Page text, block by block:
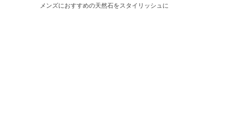
メンズにおすすめの天然石をスタイリッシュに